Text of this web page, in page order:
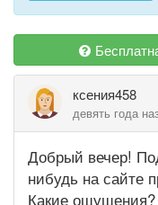
ксения458
девять года
Добрый вечер!
нибудь на сайте
Какие